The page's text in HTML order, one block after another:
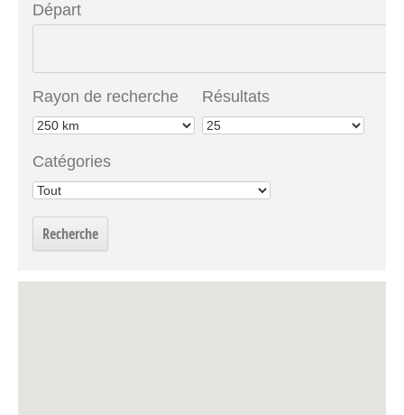
Départ
Rayon de recherche Résultats
Catégories